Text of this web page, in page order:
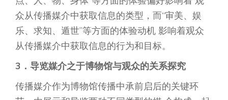
众从传播媒介中获取信息的类型，而“审美、娱
乐、求知、遁世”等方面的体验动机 影响着观众
从传播媒介中获取信息的行为和目标。
3．导览媒介之于博物馆与观众的关系探究
传播媒介作为博物馆传播中承前启后的关键环